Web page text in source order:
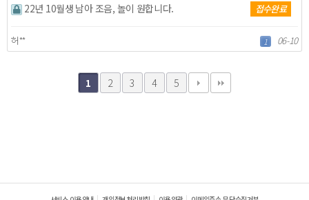
22년 10월생 남아 조음, 놀이 원합니다. 접수완료
허** 1 06-10
1 2 3 4 5